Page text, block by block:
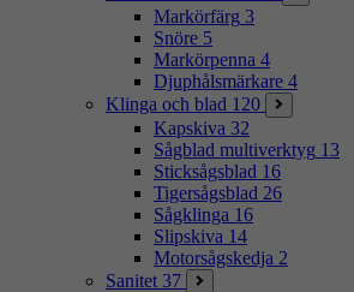
Markörfärg 3
Snöre 5
Markörpenna 4
Djuphålsmärkare 4
Klinga och blad 120
Kapskiva 32
Sågblad multiverktyg 13
Sticksågsblad 16
Tigersågsblad 26
Sågklinga 16
Slipskiva 14
Motorsågskedja 2
Sanitet 37